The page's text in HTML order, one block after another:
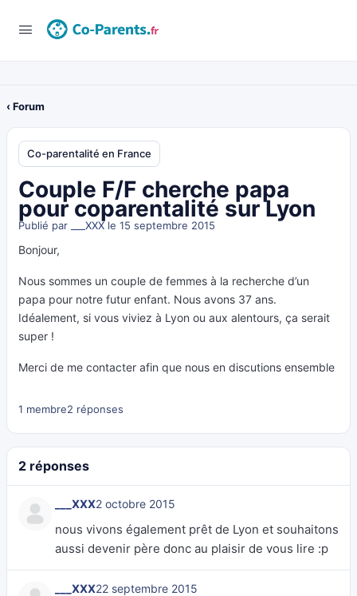
‹ Forum
Co-parentalité en France
Couple F/F cherche papa
pour coparentalité sur Lyon
Publié par ___XXXle 15 septembre 2015
Bonjour,
Nous sommes un couple de femmes à la recherche d’un
papa pour notre futur enfant. Nous avons 37 ans.
Idéalement, si vous viviez à Lyon ou aux alentours, ça serait
super !
Merci de me contacter afin que nous en discutions ensemble
1 membre2 réponses
2 réponses
___XXX2 octobre 2015
nous vivons également prêt de Lyon et souhaitons
aussi devenir père donc au plaisir de vous lire :p
___XXX22 septembre 2015